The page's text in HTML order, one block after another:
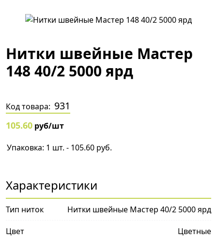
Нитки швейные Мастер
148 40/2 5000 ярд
Код товара: 931
105.60 руб/шт
Упаковка: 1 шт. - 105.60 руб.
Характеристики
Тип ниток Нитки швейные Мастер 40/2 5000 ярд
Цвет Цветные